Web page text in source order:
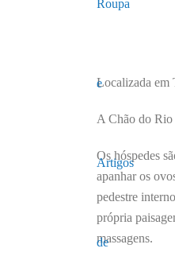
Localizada em
A Chão do Rio
Os hóspedes
apanhar os
pedestre
própria
massagens.